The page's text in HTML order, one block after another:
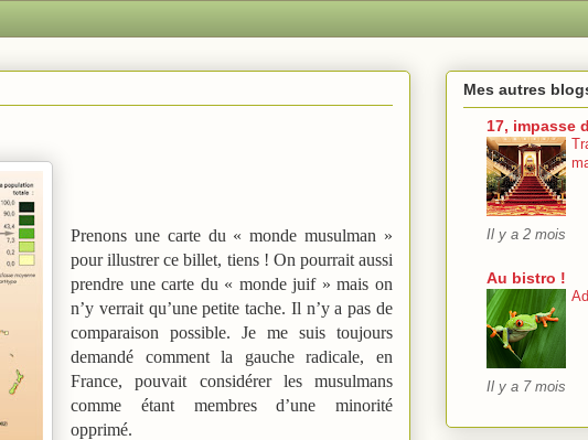
Prenons une carte du « monde musulman »
pour illustrer ce billet, tiens ! On pourrait aussi
prendre une carte du « monde juif » mais on
n’y verrait qu’une petite tache. Il n’y a pas de
comparaison possible. Je me suis toujours
demandé comment la gauche radicale, en
France, pouvait considérer les musulmans
comme étant membres d’une minorité
opprimé.
Mes autres
17, impasse
Il y a 2 mois
Au bistro !
Il y a 7 mois